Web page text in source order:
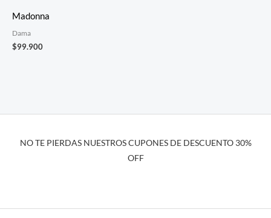
Madonna
Dama
$99.900
NO TE PIERDAS NUESTROS CUPONES DE DESCUENTO 30%
OFF